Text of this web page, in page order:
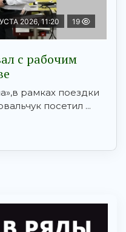
2026, 11:20 19
с рабочим
рамках поездки
посетил ...